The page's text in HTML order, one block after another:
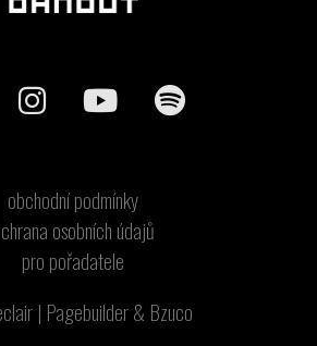
obchodní podmínky
osobních údajů
pro pořadatele
| Pagebuilder& Bzuco